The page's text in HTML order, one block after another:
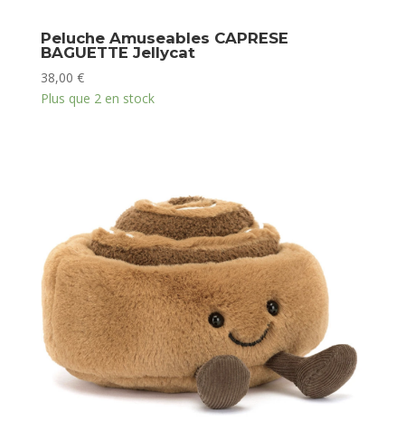
Peluche Amuseables CAPRESE
BAGUETTE Jellycat
38,00 €
Plus que 2 en stock